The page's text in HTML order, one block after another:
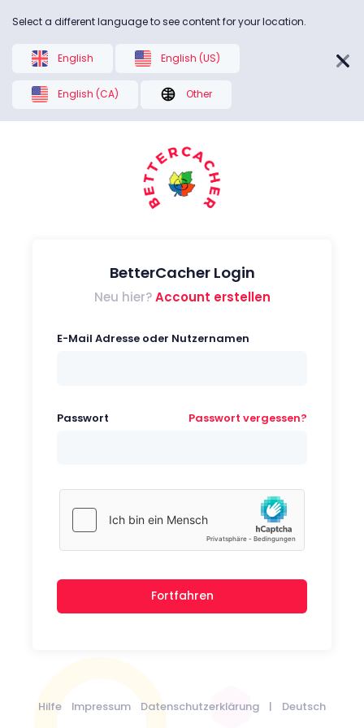
Select a different language to see content for your location.
English English (US)
English (CA) Other
BetterCacher Login
Neu hier?Account erstellen
E-Mail Adresse oder Nutzernamen
Passwort Passwort vergessen?
Fortfahren
Hilfe Impressum Datenschutzerklärung | Deutsch